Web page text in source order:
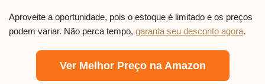
Aproveite a oportunidade, pois o estoque é limitado e os preços
podem variar. Não perca tempo, garanta seu desconto agora.
Ver Melhor Preço na Amazon